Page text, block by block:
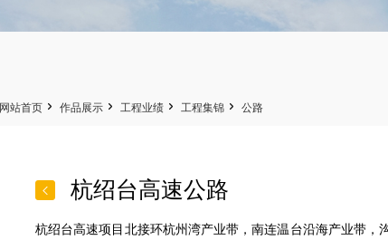
网站首页  作品展示  工程业绩  工程集锦  公路
 杭绍台高速公路
杭绍台高速项目北接环杭州湾产业带，南连温台沿海产业带